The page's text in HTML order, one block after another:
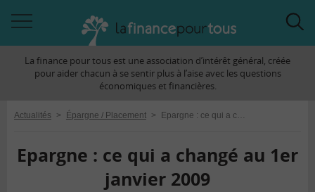
àLa finance pour tous est une association d’intérêt général, créée
pour aider chacun à se sentir plus à l’aise avec les questions
économiques et financières.
Actualités > Épargne / Placement > Epargne : ce qui a changé au 1er janvier 2009
Epargne : ce qui a changé au 1er
janvier 2009